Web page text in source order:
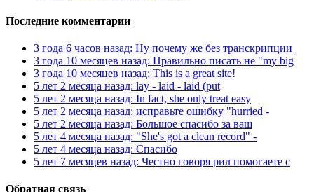
Последние комментарии
3 года 6 часов назад: Ну почему же без транскрипции
3 года 10 месяцев назад: Правильно писать не "my big
3 года 10 месяцев назад: This is a great site!
5 лет 2 месяца назад: lay - laid - laid (put
5 лет 2 месяца назад: In fact, she only treat easy
5 лет 2 месяца назад: исправьте ошибку "hurried -
5 лет 2 месяца назад: Большое спасибо за ваш
5 лет 4 месяца назад: "She's got a clean record" -
5 лет 4 месяца назад: Спасибо
5 лет 7 месяцев назад: Честно говоря рил помогаете с
Обратная связь